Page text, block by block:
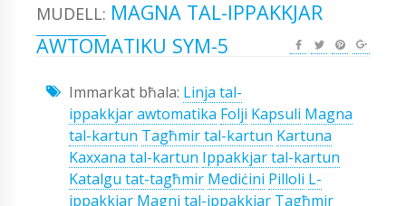
MUDELL: MAGNA TAL-IPPAKKJAR
AWTOMATIKU SYM-5
Immarkat bħala: Linja tal-
ippakkjar awtomatika Folji Kapsuli Magna
tal-kartun Tagħmir tal-kartun Kartuna
Kaxxana tal-kartun Ippakkjar tal-kartun
Katalgu tat-tagħmir Mediċini Pilloli L-
ippakkjar Magni tal-ippakkjar Tagħmir